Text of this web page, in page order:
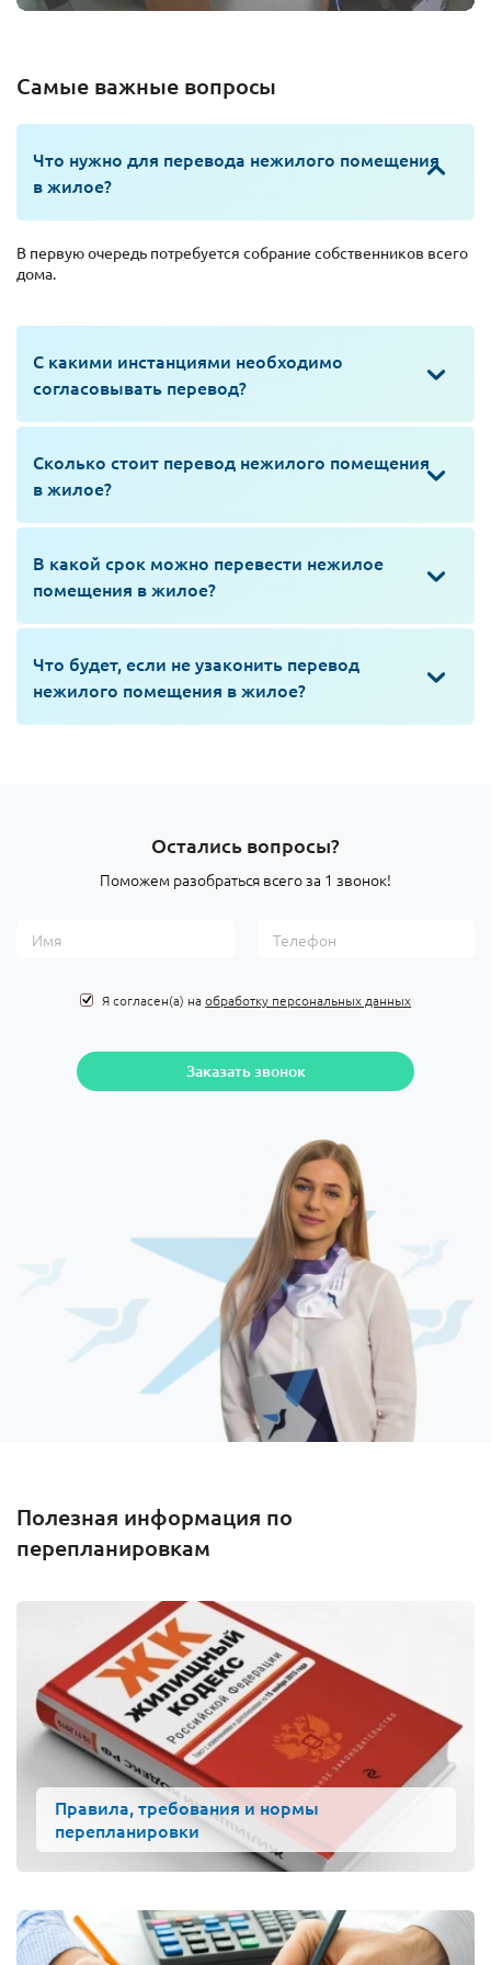
Самые важные вопросы
Что нужно для перевода нежилого помещения
в жилое?
В первую очередь потребуется собрание собственников всего
дома.
С какими инстанциями необходимо
согласовывать перевод?
Сколько стоит перевод нежилого помещения
в жилое?
В какой срок можно перевести нежилое
помещения в жилое?
Что будет, если не узаконить перевод
нежилого помещения в жилое?
Остались вопросы?
Поможем разобраться всего за 1 звонок!
Я согласен(а) наобработку персональных данных
Заказать звонок
Полезная информация по
перепланировкам
Правила, требования и нормы
перепланировки